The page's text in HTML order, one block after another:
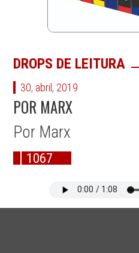
DROPS DE LEITURA
30, abril, 2019
POR MARX
Por Marx
1067